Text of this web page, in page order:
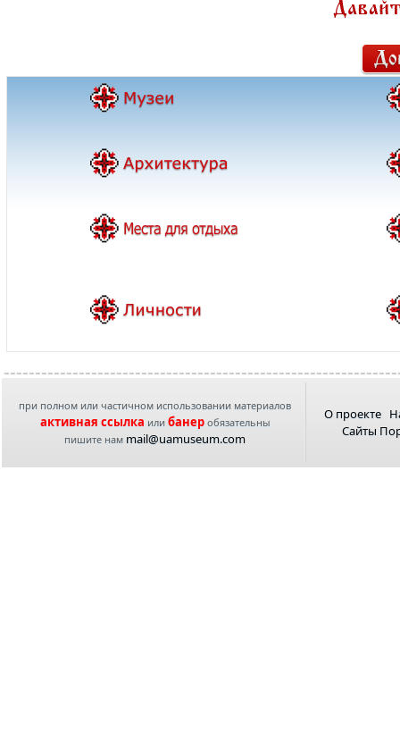
при полном или частичном использовании материалов
активная ссылка или банеробязательны
пишите нам mail@uamuseum.com
О проекте
Сайты